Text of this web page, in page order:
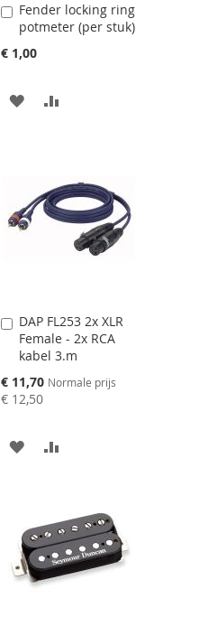
Fender locking ring
potmeter (per stuk)
€ 1,00
Aan
winkelwagen
toevoegen
AAN
TE
VERGELIJKEN
DAP FL253 2x XLR
Female - 2x RCA
kabel 3.m
Speciale
prijs
€ 11,70 Normale prijs
€ 12,50
Aan
winkelwagen
toevoegen
AAN
TE
VERGELIJKEN